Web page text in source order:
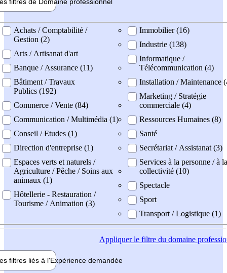
professionel
Achats / Comptabilité /
Gestion (2)
Arts / Artisanat d'art
Banque / Assurance (11)
Bâtiment / Travaux
Publics (192)
Commerce / Vente (84)
Communication / Multimédia (1)
Conseil / Etudes (1)
Direction d'entreprise (1)
Espaces verts et naturels /
Agriculture / Pêche / Soins aux
animaux (1)
Hôtellerie - Restauration /
Tourisme / Animation (3)
Immobilier (16)
Industrie (138)
Informatique /
Télécommunication (4)
Installation / Maintenance
Marketing / Stratégie
commerciale (4)
Ressources Humaines (8)
Santé
Secrétariat / Assistanat (3)
Services à la personne / à la
collectivité (10)
Spectacle
Sport
Transport / Logistique (1)
Appliquerle filtre du domaine
filtres liés à l'Expérience demandée